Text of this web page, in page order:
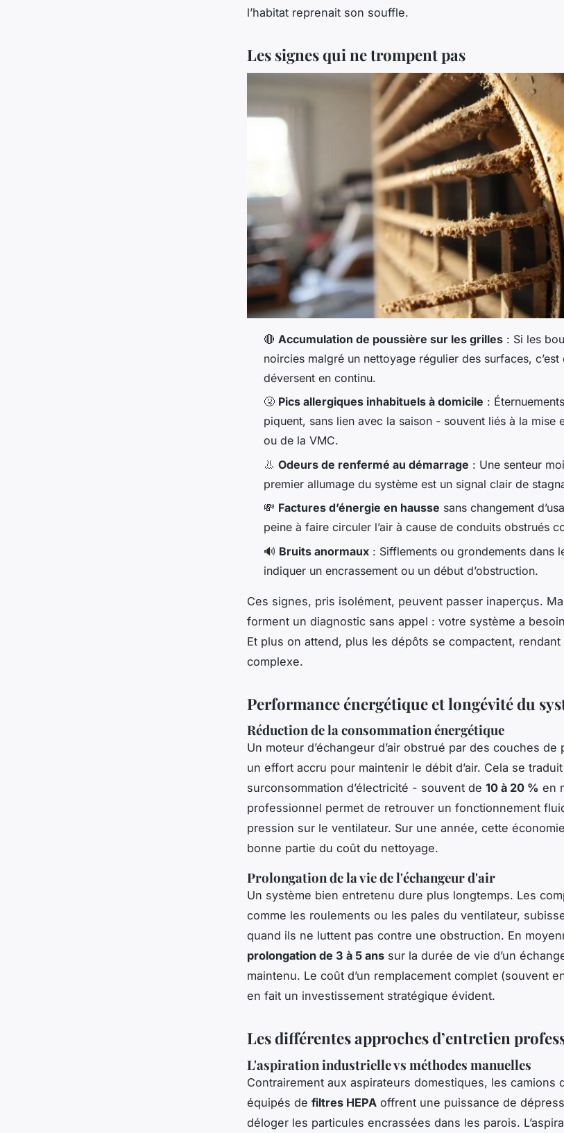
l’habitat reprenait son souffle.
Les signes qui ne trompent pas
🔴 Accumulation de poussière sur les grilles : Si les
noircies malgré un nettoyage régulier des surfaces,
déversent en continu.
🤧 Pics allergiques inhabituels à domicile :
piquent, sans lien avec la saison - souvent liés à la mise
ou de la VMC.
👃 Odeurs de renfermé au démarrage : Une senteur
premier allumage du système est un signal clair de
💸 Factures d’énergie en hausse sans changement
peine à faire circuler l’air à cause de conduits obstrués
🔊 Bruits anormaux : Sifflements ou grondements dans
indiquer un encrassement ou un début d’obstruction.
Ces signes, pris isolément, peuvent passer inaperçus.
forment un diagnostic sans appel : votre système a
Et plus on attend, plus les dépôts se compactent,
complexe.
Performance énergétique et longévité du
Réduction de la consommation énergétique
Un moteur d’échangeur d’air obstrué par des couches
un effort accru pour maintenir le débit d’air. Cela se
surconsommation d’électricité - souvent de 10 à 20 % en
professionnel permet de retrouver un fonctionnement
pression sur le ventilateur. Sur une année, cette
bonne partie du coût du nettoyage.
Prolongation de la vie de l'échangeur d'air
Un système bien entretenu dure plus longtemps. Les
comme les roulements ou les pales du ventilateur,
quand ils ne luttent pas contre une obstruction. En
prolongation de 3 à 5 ans sur la durée de vie d’un
maintenu. Le coût d’un remplacement complet (souvent
en fait un investissement stratégique évident.
Les différentes approches d’entretien
L'aspiration industrielle vs méthodes manuelles
Contrairement aux aspirateurs domestiques, les camions
équipés de filtres HEPA offrent une puissance de
déloger les particules encrassées dans les parois.